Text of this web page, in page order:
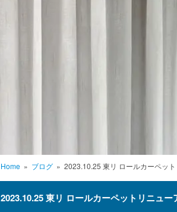
Home » ブログ »2023.10.25 東リ ロールカーペッ
2023.10.25 東リ ロールカーペットリニュー